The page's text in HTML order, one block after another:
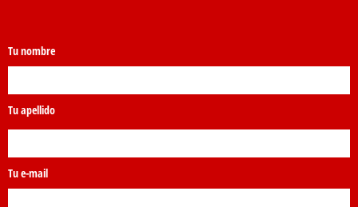
Tu nombre
Tu apellido
Tu e-mail